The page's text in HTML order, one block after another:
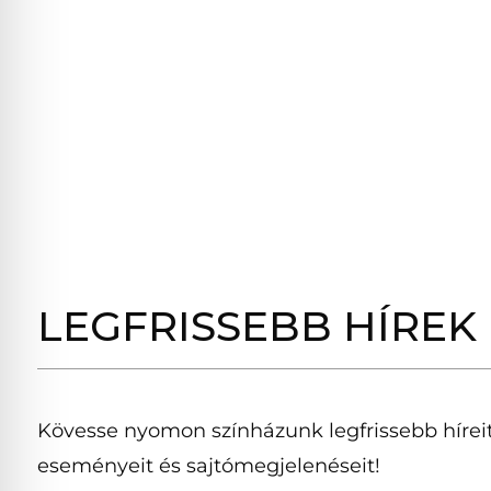
LEGFRISSEBB HÍREK
Kövesse nyomon színházunk legfrissebb
eseményeit és sajtómegjelenéseit!